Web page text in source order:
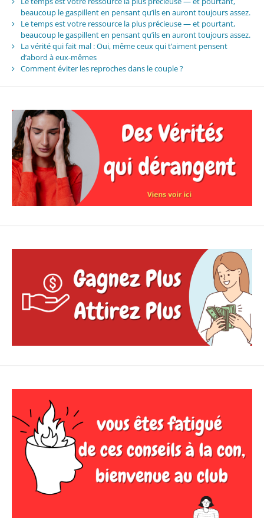
beaucoup le gaspillent en pensant qu’ils en auront toujours assez.
Le temps est votre ressource la plus précieuse — et pourtant,
beaucoup le gaspillent en pensant qu’ils en auront toujours assez.
La vérité qui fait mal : Oui, même ceux qui t’aiment pensent
d’abord à eux-mêmes
Comment éviter les reproches dans le couple ?